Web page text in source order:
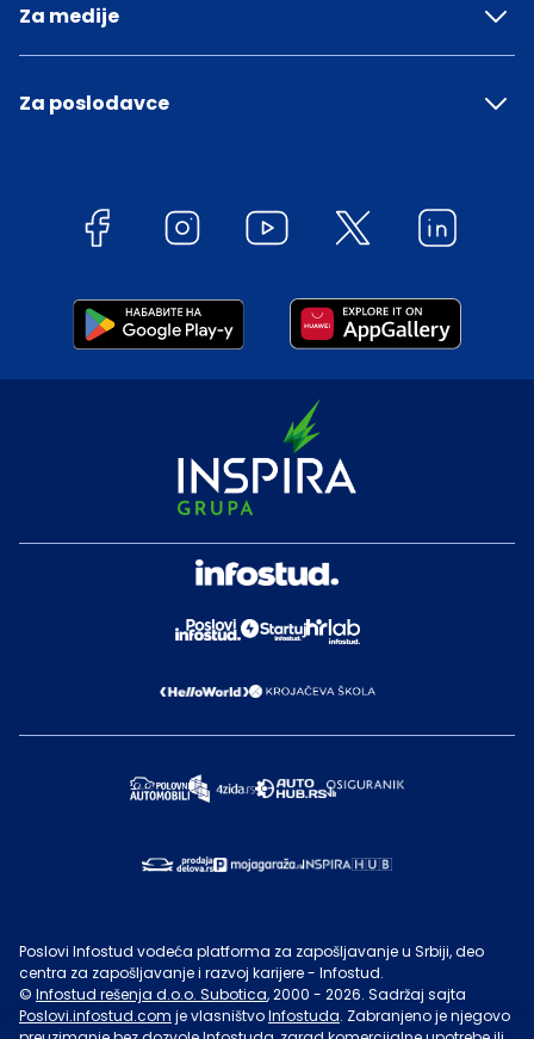
Za medije
Za poslodavce
Poslovi Infostud vodeća platforma za zapošljavanje u Srbiji, deo
centra za zapošljavanje i razvoj karijere - Infostud.
© Infostud rešenja d.o.o. Subotica, 2000 - 2026. Sadržaj sajta
Poslovi.infostud.com je vlasništvoInfostuda. Zabranjeno je njegovo